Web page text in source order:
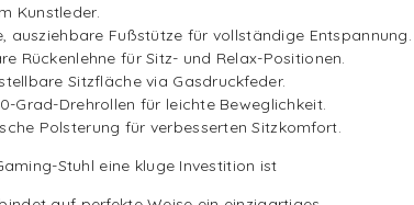
Kunstleder.
ausziehbare Fußstütze für vollständige Entspannung.
Rückenlehne für Sitz- und Relax-Positionen.
Sitzfläche via Gasdruckfeder.
Grad-Drehrollen für leichte Beweglichkeit.
Polsterung für verbesserten Sitzkomfort.
Stuhl eine kluge Investition ist